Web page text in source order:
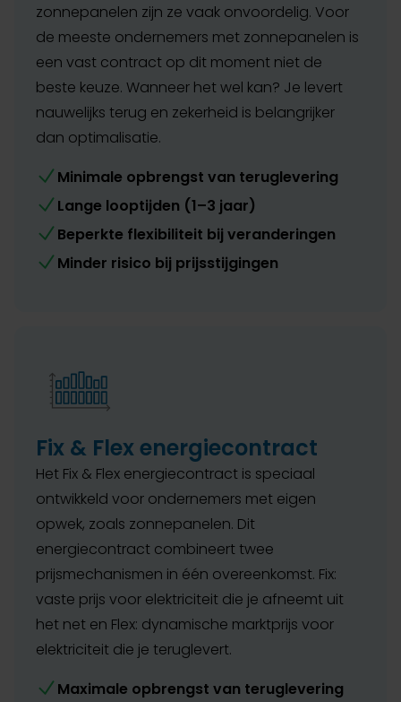
zonnepanelen zijn ze vaak onvoordelig. Voor
de meeste ondernemers met zonnepanelen is
een vast contract op dit moment niet de
beste keuze. Wanneer het wel kan? Je levert
nauwelijks terug en zekerheid is belangrijker
dan optimalisatie.
Minimale opbrengst van teruglevering
Lange looptijden (1–3 jaar)
Beperkte flexibiliteit bij veranderingen
Minder risico bij prijsstijgingen
Fix & Flex energiecontract
Het Fix & Flex energiecontract is speciaal
ontwikkeld voor ondernemers met eigen
opwek, zoals zonnepanelen. Dit
energiecontract combineert twee
prijsmechanismen in één overeenkomst. Fix:
vaste prijs voor elektriciteit die je afneemt uit
het net en Flex: dynamische marktprijs voor
elektriciteit die je teruglevert.
Maximale opbrengst van teruglevering